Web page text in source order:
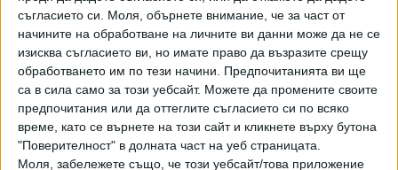
съгласието си.
Моля, обърнете внимание, че за част от
начините на обработване на личните ви данни може да не се
изисква съгласието ви, но имате право да възразите срещу
обработването им по тези начини. Предпочитанията ви ще
са в сила само за този уебсайт. Можете да промените своите
предпочитания или да оттеглите съгласието си по всяко
време, като се върнете на този сайт и кликнете върху бутона
"Поверителност" в долната част на уеб страницата.
Моля, забележете също, че този уебсайт/това приложение
обаче рязането на суми от новите пенсии буди
недоумение.
Безспорно, включването на произволна твърда сума във
всяка пенсия, независимо по какъв повод и в какъв
размер, изкривява връзката между принос и права.
Експертите многократно са коментирали и че е абсурдно
тази сума да се индексира всяка година. Заради